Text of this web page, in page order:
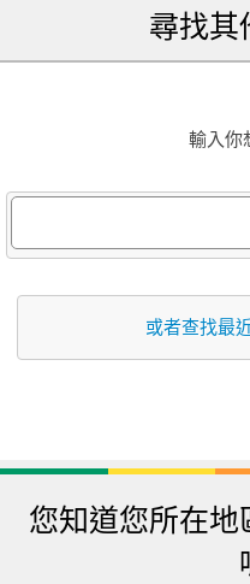
尋找其
輸入你
或者查找最
您知道您所在